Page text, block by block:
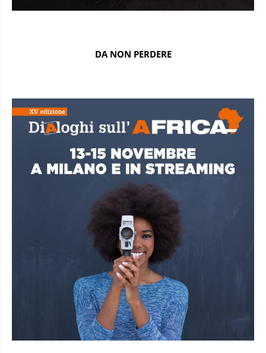
DA NON PERDERE